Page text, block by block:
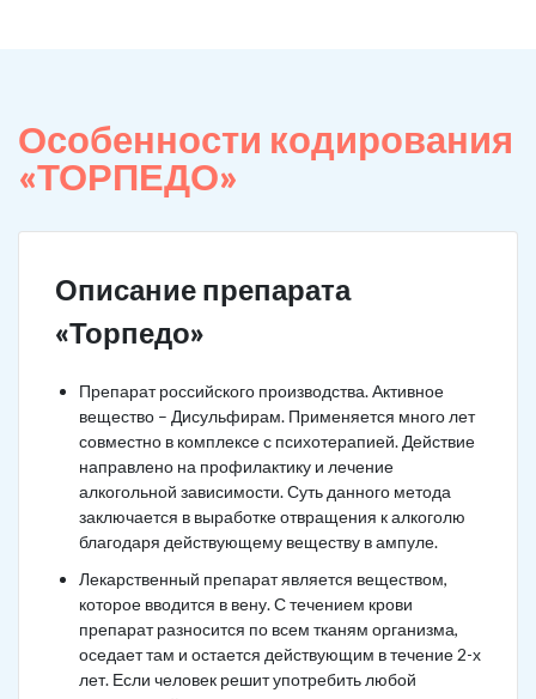
Особенности кодирования
«ТОРПЕДО»
Описание препарата
«Торпедо»
Препарат российского производства. Активное
вещество – Дисульфирам. Применяется много лет
совместно в комплексе с психотерапией. Действие
направлено на профилактику и лечение
алкогольной зависимости. Суть данного метода
заключается в выработке отвращения к алкоголю
благодаря действующему веществу в ампуле.
Лекарственный препарат является веществом,
которое вводится в вену. С течением крови
препарат разносится по всем тканям организма,
оседает там и остается действующим в течение 2-х
лет. Если человек решит употребить любой